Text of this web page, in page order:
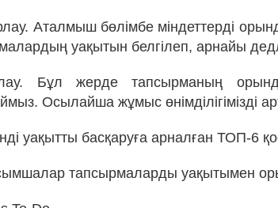
Аталмыш бөлімбе міндеттерді
уақытын белгілеп, арнайы
Бұл жерде тапсырманың
Осылайша жұмыс өнімділігімізді
уақытты басқаруға арналған ТОП-6
тапсырмаларды уақытымен